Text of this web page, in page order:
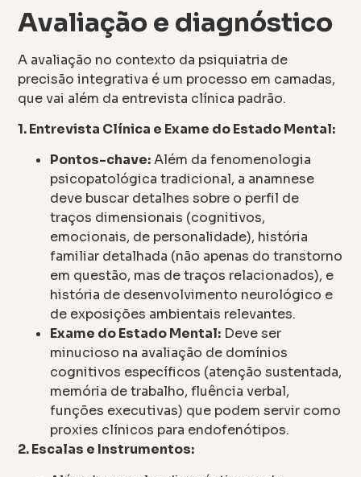
Avaliação e diagnóstico
A avaliação no contexto da psiquiatria de
precisão integrativa é um processo em camadas,
que vai além da entrevista clínica padrão.
1. Entrevista Clínica e Exame do Estado Mental:
Pontos-chave:Além da fenomenologia
psicopatológica tradicional, a anamnese
deve buscar detalhes sobre o perfil de
traços dimensionais (cognitivos,
emocionais, de personalidade), história
familiar detalhada (não apenas do transtorno
em questão, mas de traços relacionados), e
história de desenvolvimento neurológico e
de exposições ambientais relevantes.
Exame do Estado Mental: Deve ser
minucioso na avaliação de domínios
cognitivos específicos (atenção sustentada,
memória de trabalho, fluência verbal,
funções executivas) que podem servir como
proxies clínicos para endofenótipos.
2. Escalas e Instrumentos: